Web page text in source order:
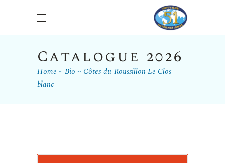
Catalogue 2026
Home Bio
Côtes-du-Roussillon Le Clos
blanc